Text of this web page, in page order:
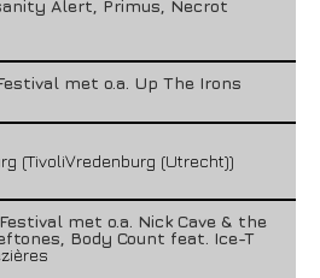
Alert, Primus, Necrot
met o.a. Up The Irons
(TivoliVredenburg (Utrecht))
met o.a. Nick Cave & the
Body Count feat. Ice-T